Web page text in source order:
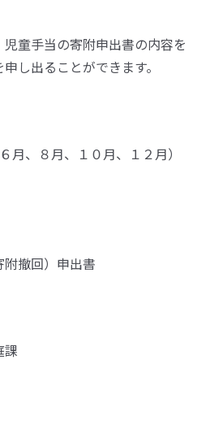
童手当の寄附申出書の内容を
し出ることができます。
月、８月、１０月、１２月）
撤回）申出書
課